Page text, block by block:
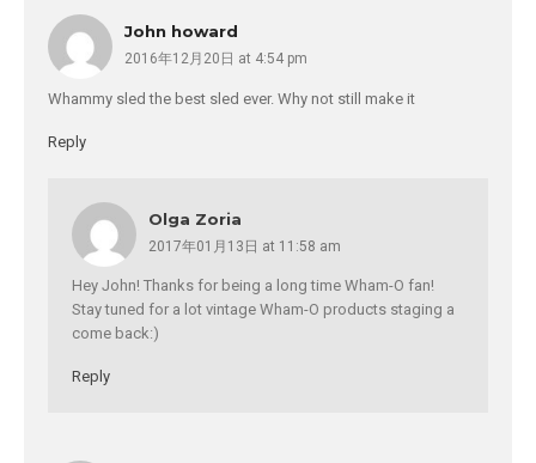
John howard
2016年12月20日 at 4:54 pm
Whammy sled the best sled ever. Why not still make it
Reply
Olga Zoria
2017年01月13日 at 11:58 am
Hey John! Thanks for being a long time Wham-O fan!
Stay tuned for a lot vintage Wham-O products staging a
come back:)
Reply